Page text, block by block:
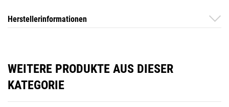
Herstellerinformationen
WEITERE PRODUKTE AUS DIESER
KATEGORIE